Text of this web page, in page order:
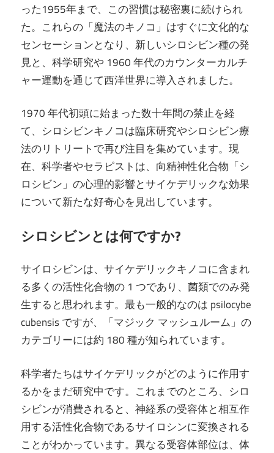
った1955年まで、この習慣は秘密裏に続けられ
た。これらの「魔法のキノコ」はすぐに文化的な
センセーションとなり、新しいシロシビン種の発
見と、科学研究や 1960 年代のカウンターカルチ
ャー運動を通じて西洋世界に導入されました。
1970 年代初頭に始まった数十年間の禁止を経
て、シロシビンキノコは臨床研究やシロシビン療
法のリトリートで再び注目を集めています。現
在、科学者やセラピストは、向精神性化合物「シ
ロシビン」の心理的影響とサイケデリックな効果
について新たな好奇心を見出しています。
シロシビンとは何ですか?
サイロシビンは、サイケデリックキノコに含まれ
る多くの活性化合物の 1 つであり、菌類でのみ発
生すると思われます。最も一般的なのは psilocybe
cubensis ですが、「マジック マッシュルーム」の
カテゴリーには約 180 種が知られています。
科学者たちはサイケデリックがどのように作用す
るかをまだ研究中です。これまでのところ、シロ
シビンが消費されると、神経系の受容体と相互作
用する活性化合物であるサイロシンに変換される
ことがわかっています。異なる受容体部位は、体